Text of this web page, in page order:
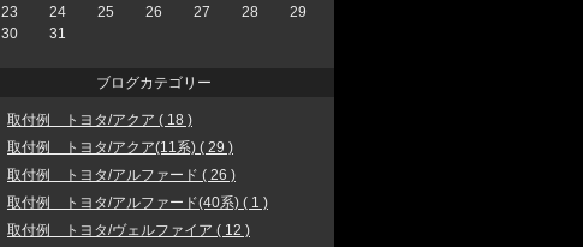
23
24 25 26 27 28
29
30
31
ブログカテゴリー
取付例 トヨタ/アクア ( 18 )
取付例 トヨタ/アクア(11系) ( 29 )
取付例 トヨタ/アルファード ( 26 )
取付例 トヨタ/アルファード(40系) ( 1 )
取付例 トヨタ/ヴェルファイア ( 12 )